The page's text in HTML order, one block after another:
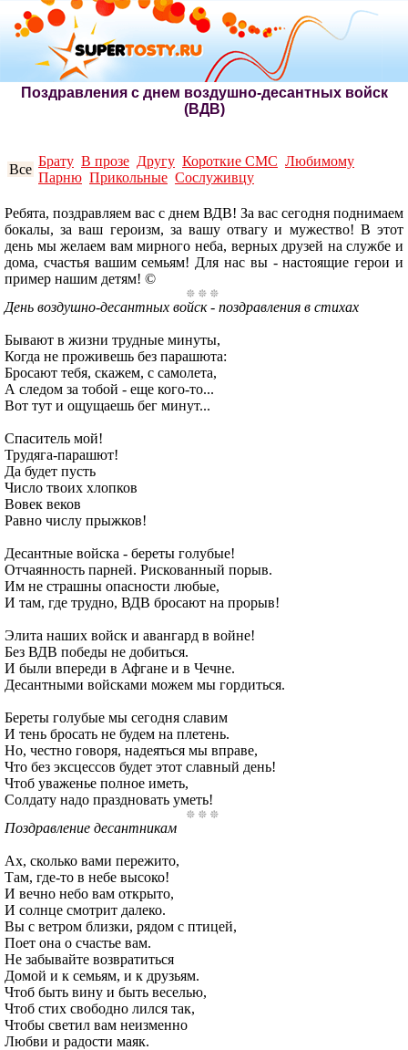
Поздравления с днем воздушно-десантных войск
(ВДВ)
Все
Брату В прозе Другу Короткие СМС Любимому
Парню Прикольные Сослуживцу
Ребята, поздравляем вас с днем ВДВ! За вас сегодня поднимаем
бокалы, за ваш героизм, за вашу отвагу и мужество! В этот
день мы желаем вам мирного неба, верных друзей на службе и
дома, счастья вашим семьям! Для нас вы - настоящие герои и
пример нашим детям! ©
День воздушно-десантных войск - поздравления в стихах
Бывают в жизни трудные минуты,
Когда не проживешь без парашюта:
Бросают тебя, скажем, с самолета,
А следом за тобой - еще кого-то...
Вот тут и ощущаешь бег минут...
Спаситель мой!
Трудяга-парашют!
Да будет пусть
Число твоих хлопков
Вовек веков
Равно числу прыжков!
Десантные войска - береты голубые!
Отчаянность парней. Рискованный порыв.
Им не страшны опасности любые,
И там, где трудно, ВДВ бросают на прорыв!
Элита наших войск и авангард в войне!
Без ВДВ победы не добиться.
И были впереди в Афгане и в Чечне.
Десантными войсками можем мы гордиться.
Береты голубые мы сегодня славим
И тень бросать не будем на плетень.
Но, честно говоря, надеяться мы вправе,
Что без эксцессов будет этот славный день!
Чтоб уваженье полное иметь,
Солдату надо праздновать уметь!
Поздравление десантникам
Ах, сколько вами пережито,
Там, где-то в небе высоко!
И вечно небо вам открыто,
И солнце смотрит далеко.
Вы с ветром близки, рядом с птицей,
Поет она о счастье вам.
Не забывайте возвратиться
Домой и к семьям, и к друзьям.
Чтоб быть вину и быть веселью,
Чтоб стих свободно лился так,
Чтобы светил вам неизменно
Любви и радости маяк.